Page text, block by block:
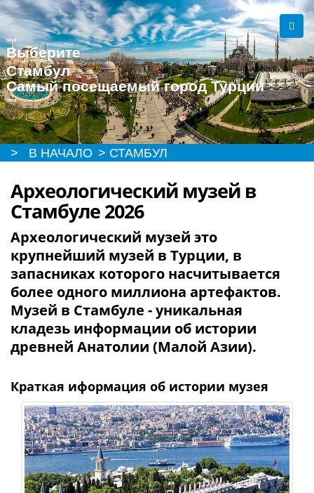
Выберите
Стамбул
Самый посещаемый город Турции
> В НАЧАЛО > СТАМБУЛ
Археологический музей в
Стамбуле 2026
Археологический музей это
крупнейший музей в Турции, в
запасниках которого насчитывается
более одного миллиона артефактов.
Музей в Стамбуле - уникальная
кладезь информации об истории
древней Анатолии (Малой Азии).
Краткая иформация об истории музея